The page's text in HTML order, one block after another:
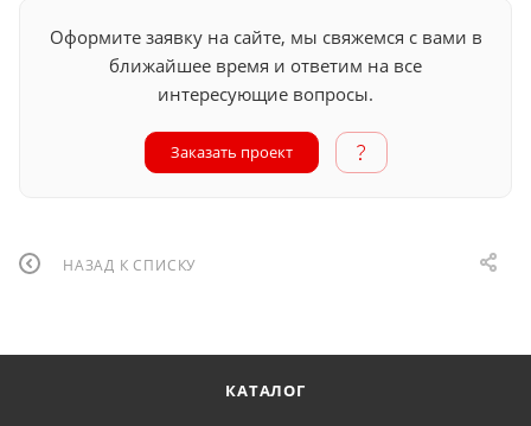
Оформите заявку на сайте, мы свяжемся с вами в
ближайшее время и ответим на все
интересующие вопросы.
Заказать проект
НАЗАД К СПИСКУ
КАТАЛОГ